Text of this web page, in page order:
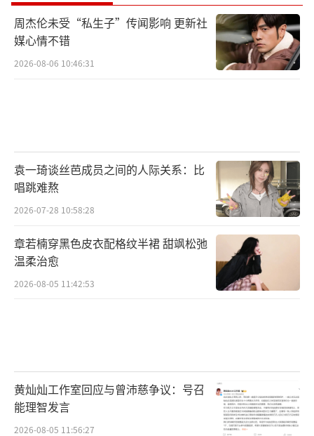
周杰伦未受“私生子”传闻影响 更新社
媒心情不错
2026-08-06 10:46:31
袁一琦谈丝芭成员之间的人际关系：比
唱跳难熬
2026-07-28 10:58:28
章若楠穿黑色皮衣配格纹半裙 甜飒松弛
温柔治愈
2026-08-05 11:42:53
黄灿灿工作室回应与曾沛慈争议：号召
能理智发言
2026-08-05 11:56:27